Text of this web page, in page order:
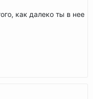
как далеко ты в нее